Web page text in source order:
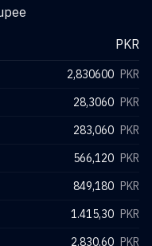
PKR
2,830600 PKR
28,3060 PKR
283,060 PKR
566,120 PKR
849,180 PKR
1.415,30 PKR
2.830,60 PKR